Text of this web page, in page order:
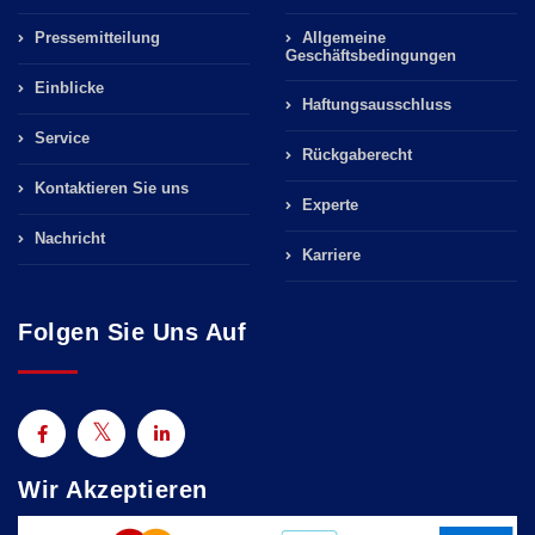
Pressemitteilung
Einblicke
Service
Kontaktieren Sie uns
Nachricht
Allgemeine
Geschäftsbedingungen
Haftungsausschluss
Rückgaberecht
Experte
Karriere
Folgen Sie Uns Auf
Wir Akzeptieren